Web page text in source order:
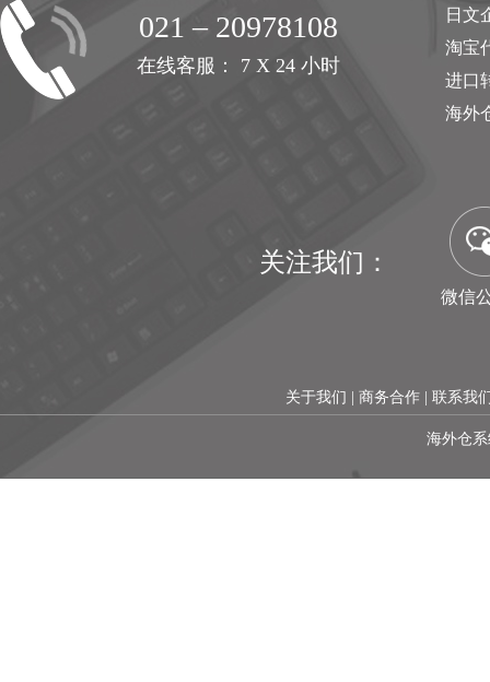
021 – 20978108
在线客服： 7 X 24 小时
日文
淘宝
进口
海外
关注我们：
微信
关于我们 商务合作 | 联系我
海外仓